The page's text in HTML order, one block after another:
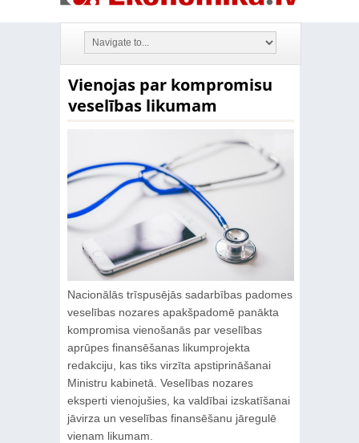
Vienojas par kompromisu
veselības likumam
Nacionālās trīspusējās sadarbības padomes
veselības nozares apakšpadomē panākta
kompromisa vienošanās par veselības
aprūpes finansēšanas likumprojekta
redakciju, kas tiks virzīta apstiprināšanai
Ministru kabinetā. Veselības nozares
eksperti vienojušies, ka valdībai izskatīšanai
jāvirza un veselības finansēšanu jāregulē
vienam likumam.